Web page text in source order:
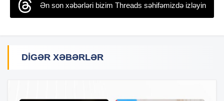
Ən son xəbərləri bizim Threads səhifəmizdə izləyin
DIGƏR XƏBƏRLƏR